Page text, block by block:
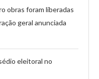
obras foram liberadas
geral anunciada
eleitoral no